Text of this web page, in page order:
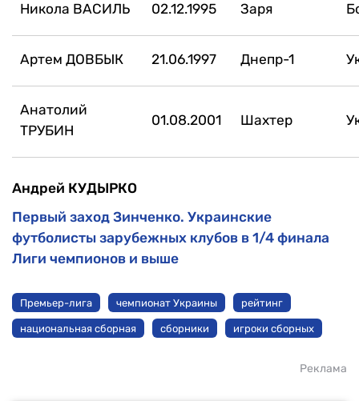
Никола ВАСИЛЬ 02.12.1995 Заря
Артем ДОВБЫК 21.06.1997 Днепр-1
Анатолий
ТРУБИН
01.08.2001 Шахтер
Андрей КУДЫРКО
Первый заход Зинченко. Украинские
футболисты зарубежных клубов в 1/4 финала
Лиги чемпионов и выше
Премьер-лига чемпионат Украины рейтинг
национальная сборная сборники игроки сборных
Реклама